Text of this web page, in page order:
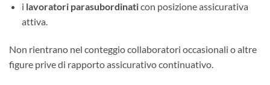
i lavoratori parasubordinaticon posizione assicurativa
attiva.
Non rientrano nel conteggio collaboratori occasionali o altre
figure prive di rapporto assicurativo continuativo.